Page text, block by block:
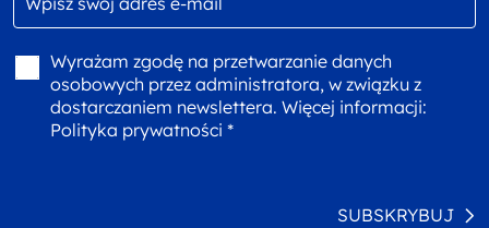
Wyrażam zgodę na przetwarzanie danych
osobowych przez administratora, w związku z
dostarczaniem newslettera. Więcej informacji:
Polityka prywatności *
SUBSKRYBUJ